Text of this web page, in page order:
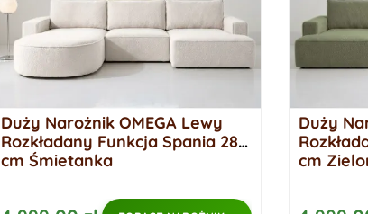
Duży Narożnik OMEGA Lewy
Rozkładany Funkcja Spania 284
cm Śmietanka
Duży
cm